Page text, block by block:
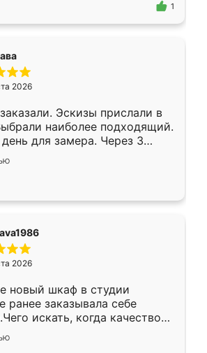
моему эскизу самый
1
2026
Эскизы прислали в
наиболее подходящий.
для замера. Через 3
была уже готова. Остались
Спасибо Ренессанс
работу!
2026
новый шкаф в студии
ранее заказывала себе
искать, когда качеством
Служит кухня уже почти
нет.